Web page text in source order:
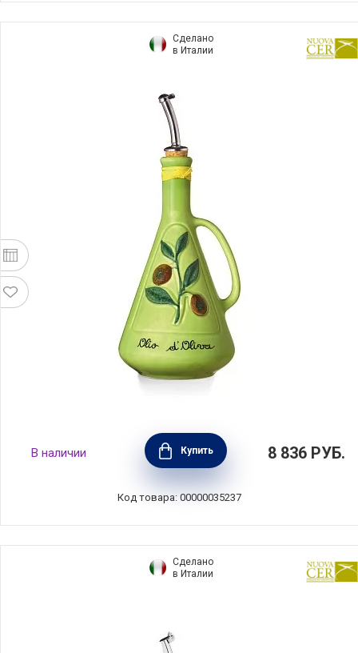
Сделано
в Италии
Бутылка для масла Verde Mela 750 мл,
керамика, Nuova Cer, Италия, 8655-VML
В наличии Купить 8 836 РУБ.
Код товара: 00000035237
Сделано
в Италии